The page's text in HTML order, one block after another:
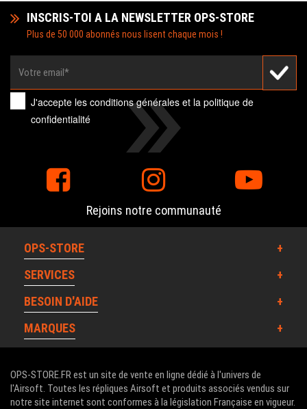
INSCRIS-TOI A LA NEWSLETTER OPS-STORE
Plus de 50 000 abonnés nous lisent chaque mois !
J'accepte lesconditions générales et lapolitique de
confidentialité
Rejoins notre communauté
OPS-STORE
SERVICES
BESOIN D'AIDE
MARQUES
OPS-STORE.FR est un site de vente en ligne dédié à l'univers de
l'Airsoft. Toutes les répliques Airsoft et produits associés vendus sur
notre site internet sont conformes à la législation Française en vigueur.